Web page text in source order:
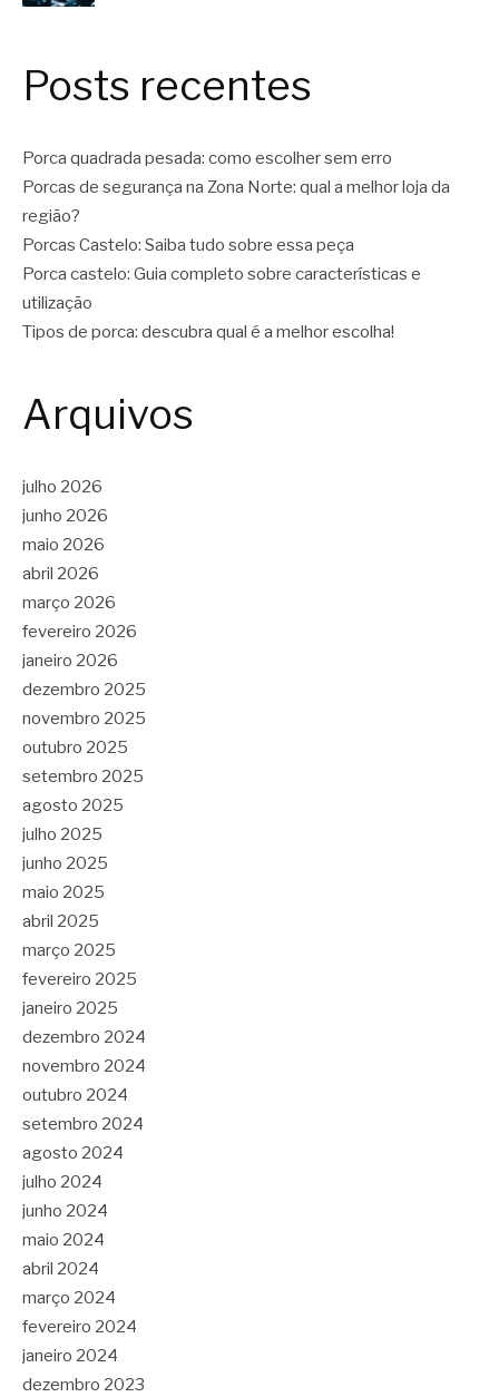
Posts recentes
Porca quadrada pesada: como escolher sem erro
Porcas de segurança na Zona Norte: qual a melhor loja da
região?
Porcas Castelo: Saiba tudo sobre essa peça
Porca castelo: Guia completo sobre características e
utilização
Tipos de porca: descubra qual é a melhor escolha!
Arquivos
julho 2026
junho 2026
maio 2026
abril 2026
março 2026
fevereiro 2026
janeiro 2026
dezembro 2025
novembro 2025
outubro 2025
setembro 2025
agosto 2025
julho 2025
junho 2025
maio 2025
abril 2025
março 2025
fevereiro 2025
janeiro 2025
dezembro 2024
novembro 2024
outubro 2024
setembro 2024
agosto 2024
julho 2024
junho 2024
maio 2024
abril 2024
março 2024
fevereiro 2024
janeiro 2024
dezembro 2023